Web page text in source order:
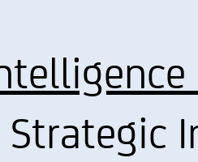
Strategic